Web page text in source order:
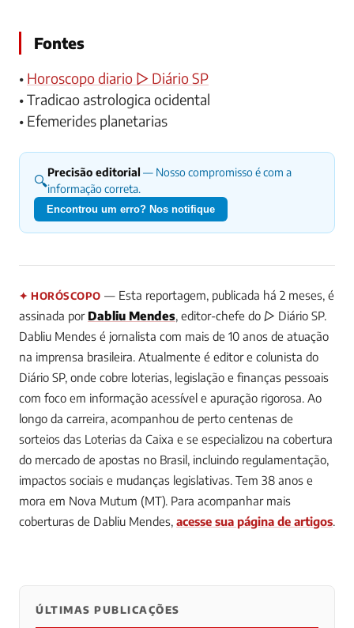
Fontes
• Horoscopo diario ▷ Diário SP
• Tradicao astrologica ocidental
• Efemerides planetarias
🔍Precisão editorial — Nosso compromisso é com a
informação correta.
Encontrou um erro? Nos notifique
✦ HORÓSCOPO — Esta reportagem, publicada há 2 meses, é
assinada por Dabliu Mendes, editor-chefe do ▷ Diário SP.
Dabliu Mendes é jornalista com mais de 10 anos de atuação
na imprensa brasileira. Atualmente é editor e colunista do
Diário SP, onde cobre loterias, legislação e finanças pessoais
com foco em informação acessível e apuração rigorosa. Ao
longo da carreira, acompanhou de perto centenas de
sorteios das Loterias da Caixa e se especializou na cobertura
do mercado de apostas no Brasil, incluindo regulamentação,
impactos sociais e mudanças legislativas. Tem 38 anos e
mora em Nova Mutum (MT). Para acompanhar mais
coberturas de Dabliu Mendes, acesse sua página de artigos.
0 0 0
ÚLTIMAS PUBLICAÇÕES